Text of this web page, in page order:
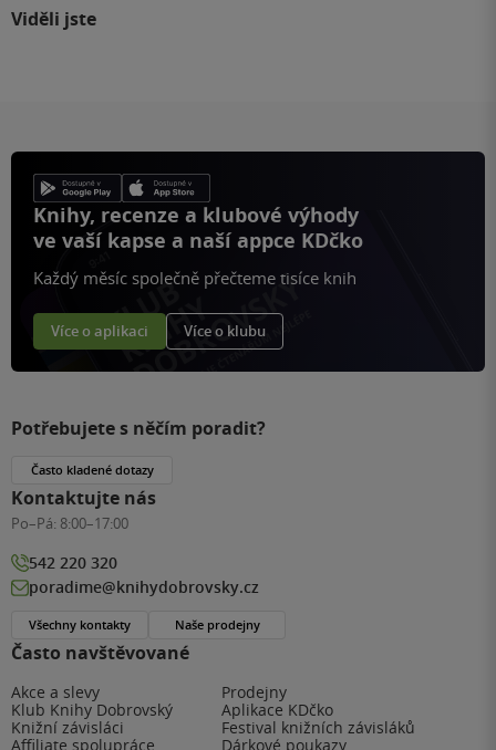
Viděli jste
Knihy, recenze a klubové výhody
ve vaší kapse a naší appce KDčko
Každý měsíc společně přečteme tisíce knih
Více o aplikaci Více o klubu
Často navštěvované
Akce a slevy
Prodejny
Klub Knihy Dobrovský
Aplikace KDčko
Knižní závisláci
Festival knižních závisláků
Affiliate spolupráce
Dárkové poukazy
Potřebujete s něčím poradit?
Často kladené dotazy
Kontaktujte nás
Po–Pá: 8:00–17:00
542 220 320
poradime@knihydobrovsky.cz
Všechny kontakty Naše prodejny